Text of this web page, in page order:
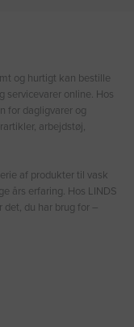
og hurtigt kan bestille
servicevarer online. Hos
for dagligvarer og
arbejdstøj,
af produkter til vask
års erfaring. Hos LINDS
det, du har brug for –